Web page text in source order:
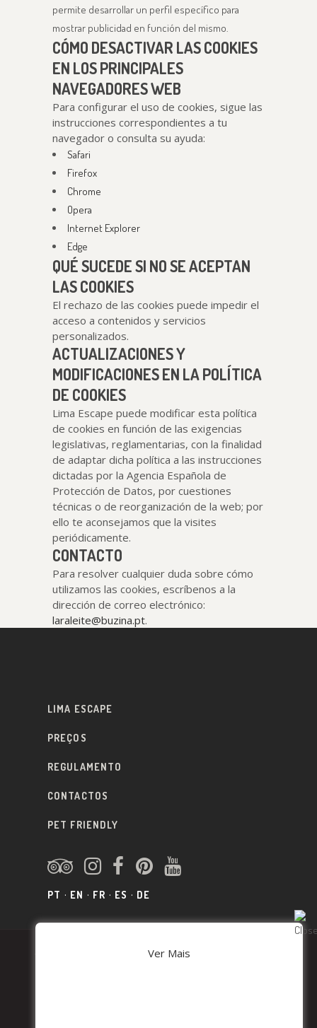
permite desarrollar un perfil específico para
mostrar publicidad en función del mismo.
CÓMO DESACTIVAR LAS COOKIES
EN LOS PRINCIPALES
NAVEGADORES WEB
Para configurar el uso de cookies, sigue las
instrucciones correspondientes a tu
navegador o consulta su ayuda:
Safari
Firefox
Chrome
Opera
Internet Explorer
Edge
QUÉ SUCEDE SI NO SE ACEPTAN
LAS COOKIES
El rechazo de las cookies puede impedir el
acceso a contenidos y servicios
personalizados.
ACTUALIZACIONES Y
MODIFICACIONES EN LA POLÍTICA
DE COOKIES
Lima Escape puede modificar esta política
de cookies en función de las exigencias
legislativas, reglamentarias, con la finalidad
de adaptar dicha política a las instrucciones
dictadas por la Agencia Española de
Protección de Datos, por cuestiones
técnicas o de reorganización de la web; por
ello te aconsejamos que la visites
periódicamente.
CONTACTO
Para resolver cualquier duda sobre cómo
utilizamos las cookies, escríbenos a la
dirección de correo electrónico:
laraleite@buzina.pt.
LIMA ESCAPE
PREÇOS
REGULAMENTO
CONTACTOS
PET FRIENDLY
PT EN FR ES DE
Ver Mais